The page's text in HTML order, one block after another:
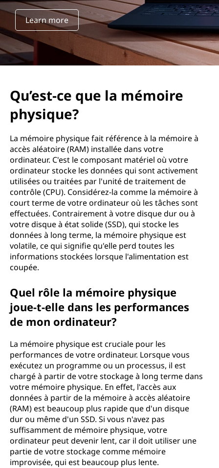
Learn more
Qu’est-ce que la mémoire
physique?
La mémoire physique fait référence à la mémoire à
accès aléatoire (RAM) installée dans votre
ordinateur. C'est le composant matériel où votre
ordinateur stocke les données qui sont activement
utilisées ou traitées par l'unité de traitement de
contrôle (CPU). Considérez-la comme la mémoire à
court terme de votre ordinateur où les tâches sont
effectuées. Contrairement à votre disque dur ou à
votre disque à état solide (SSD), qui stocke les
données à long terme, la mémoire physique est
volatile, ce qui signifie qu'elle perd toutes les
informations stockées lorsque l'alimentation est
coupée.
Quel rôle la mémoire physique
joue-t-elle dans les performances
de mon ordinateur?
La mémoire physique est cruciale pour les
performances de votre ordinateur. Lorsque vous
exécutez un programme ou un processus, il est
chargé à partir de votre stockage à long terme dans
votre mémoire physique. En effet, l'accès aux
données à partir de la mémoire à accès aléatoire
(RAM) est beaucoup plus rapide que d'un disque
dur ou même d'un SSD. Si vous n'avez pas
suffisamment de mémoire physique, votre
ordinateur peut devenir lent, car il doit utiliser une
partie de votre stockage comme mémoire
improvisée, qui est beaucoup plus lente.